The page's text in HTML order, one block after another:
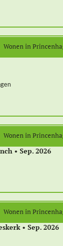
Wonen in
Wonen in
• Sep. 2026
Wonen in
• Sep. 2026